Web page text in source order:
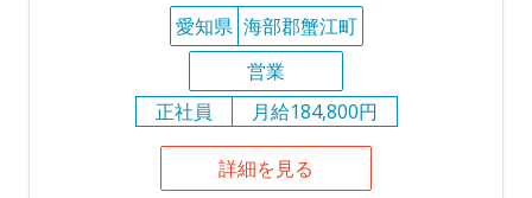
愛知県 海部郡蟹江町
営業
正社員
月給184,800円
詳細を見る